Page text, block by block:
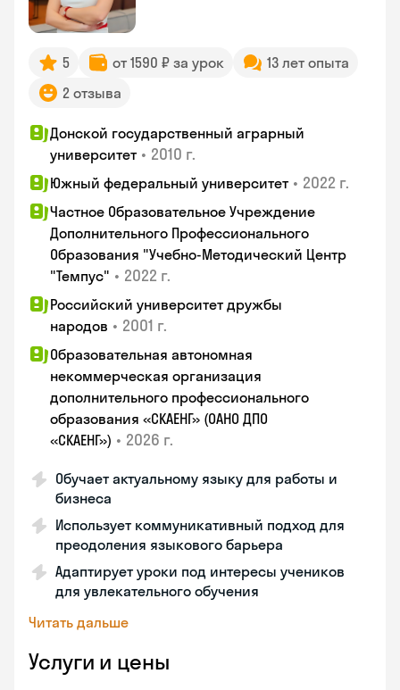
5 от 1590 ₽ за урок
13 лет опыта
2 отзыва
Донской государственный аграрный
университет • 2010 г.
Южный федеральный университет • 2022 г.
Частное Образовательное Учреждение
Дополнительного Профессионального
Образования "Учебно-Методический Центр
"Темпус" • 2022 г.
Российский университет дружбы
народов • 2001 г.
Образовательная автономная
некоммерческая организация
дополнительного профессионального
образования «СКАЕНГ» (ОАНО ДПО
«СКАЕНГ») • 2026 г.
Обучает актуальному языку для работы и
бизнеса
Использует коммуникативный подход для
преодоления языкового барьера
Адаптирует уроки под интересы учеников
для увлекательного обучения
Читать дальше
Услуги и цены